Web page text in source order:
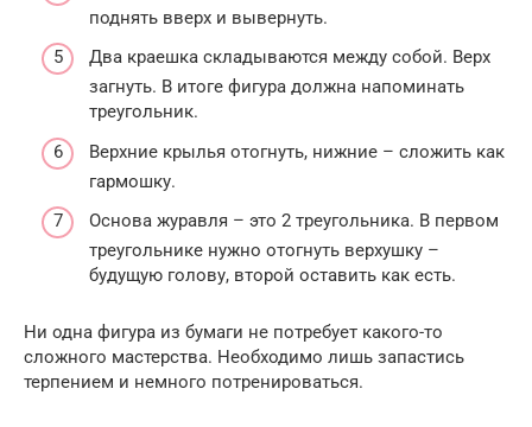
поднять вверх и вывернуть.
Два краешка складываются между собой. Верх
загнуть. В итоге фигура должна напоминать
треугольник.
Верхние крылья отогнуть, нижние – сложить как
гармошку.
Основа журавля – это 2 треугольника. В первом
треугольнике нужно отогнуть верхушку –
будущую голову, второй оставить как есть.
Ни одна фигура из бумаги не потребует какого-то
сложного мастерства. Необходимо лишь запастись
терпением и немного потренироваться.